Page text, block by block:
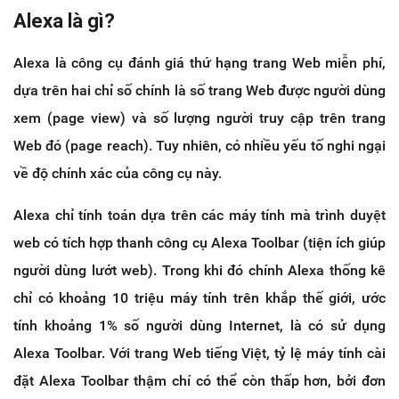
Alexa là gì?
Alexa là công cụ đánh giá thứ hạng trang Web miễn phí,
dựa trên hai chỉ số chính là số trang Web được người dùng
xem (page view) và số lượng người truy cập trên trang
Web đó (page reach). Tuy nhiên, có nhiều yếu tố nghi ngại
về độ chính xác của công cụ này.
Alexa chỉ tính toán dựa trên các máy tính mà trình duyệt
web có tích hợp thanh công cụ Alexa Toolbar (tiện ích giúp
người dùng lướt web). Trong khi đó chính Alexa thống kê
chỉ có khoảng 10 triệu máy tính trên khắp thế giới, ước
tính khoảng 1% số người dùng Internet, là có sử dụng
Alexa Toolbar. Với trang Web tiếng Việt, tỷ lệ máy tính cài
đặt Alexa Toolbar thậm chí có thể còn thấp hơn, bởi đơn